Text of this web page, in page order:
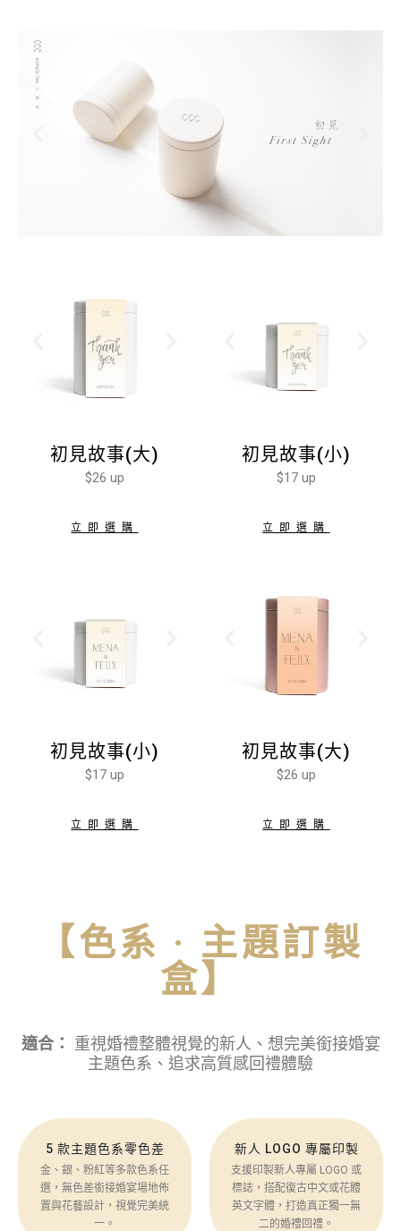
初見故事(大)
$26 up
立即選購
初見故事(小)
$17 up
立即選購
初見故事(小)
$17 up
立即選購
初見故事(大)
$26 up
立即選購
【色系 · 主題訂製
盒】
適合： 重視婚禮整體視覺的新人、想完美銜接婚宴
主題色系、追求高質感回禮體驗
5 款主題色系零色差
金、銀、粉紅等多款色系任
選，無色差銜接婚宴場地佈
置與花藝設計，視覺完美統
一。
新人 LOGO 專屬印製
支援印製新人專屬 LOGO 或
標誌，搭配復古中文或花體
英文字體，打造真正獨一無
二的婚禮回禮。